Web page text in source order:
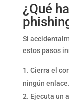
¿Qué
Si
estos pasos
Cierra el
ningún enlace.
Ejecuta un